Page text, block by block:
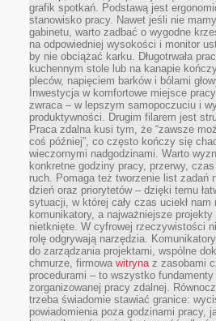
grafik spotkań. Podstawą jest
stanowisko pracy. Nawet jeśli nie
gabinetu, warto zadbać o wygodne
na odpowiedniej wysokości i monitor
by nie obciążać karku. Długotrwała
kuchennym stole lub na kanapie
pleców, napięciem barków i bólami
Inwestycja w komfortowe miejsce
zwraca – w lepszym samopoczuciu i
produktywności. Drugim filarem jest
Praca zdalna kusi tym, że “zawsze
coś później”, co często kończy się
wieczornymi nadgodzinami. Warto
konkretne godziny pracy, przerwy, czas
ruch. Pomaga też tworzenie list zadań
dzień oraz priorytetów – dzięki temu
sytuacji, w której cały czas uciekł nam
komunikatory, a najważniejsze
nietknięte. W cyfrowej rzeczywistości
rolę odgrywają narzędzia.
do zarządzania projektami, wspólne
chmurze, firmowa witrynaz zasobami
procedurami – to wszystko fundamenty
zorganizowanej pracy zdalnej.
trzeba świadomie stawiać granice:
powiadomienia poza godzinami pracy,